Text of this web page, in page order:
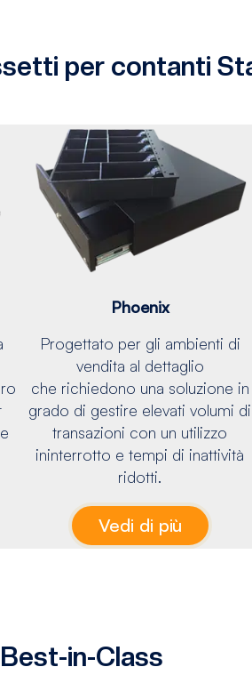
per contanti
Phoenix
Progettato per gli ambienti di
vendita al dettaglio
che richiedono una soluzione in
grado di gestire elevati volumi di
transazioni con un utilizzo
ininterrotto e tempi di inattività
ridotti.
Vedi di più
in-Class